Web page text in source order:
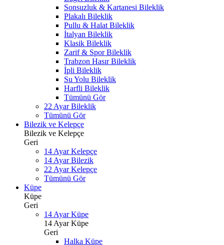
Sonsuzluk & Kartanesi Bileklik
Plakalı Bileklik
Pullu & Halat Bileklik
İtalyan Bileklik
Klasik Bileklik
Zarif & Spor Bileklik
Trabzon Hasır Bileklik
İpli Bileklik
Su Yolu Bileklik
Harfli Bileklik
Tümünü Gör
22 Ayar Bileklik
Tümünü Gör
Bilezik ve Kelepçe
Bilezik ve Kelepçe
Geri
14 Ayar Kelepçe
14 Ayar Bilezik
22 Ayar Kelepçe
Tümünü Gör
Küpe
Küpe
Geri
14 Ayar Küpe
14 Ayar Küpe
Geri
Halka Küpe